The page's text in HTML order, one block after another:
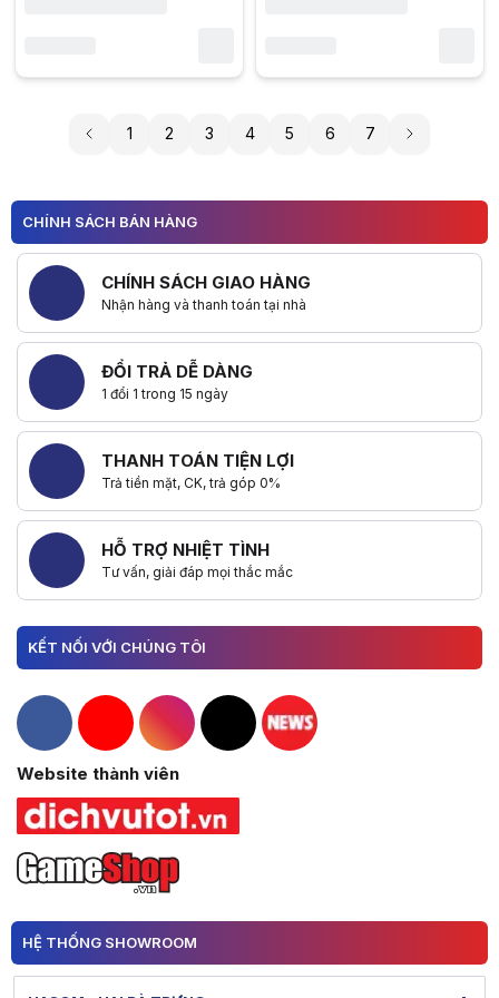
1 2 3 4 5 6 7
CHÍNH SÁCH BÁN HÀNG
CHÍNH SÁCH GIAO HÀNG
Nhận hàng và thanh toán tại nhà
ĐỔI TRẢ DỄ DÀNG
1 đổi 1 trong 15 ngày
THANH TOÁN TIỆN LỢI
Trả tiền mặt, CK, trả góp 0%
HỖ TRỢ NHIỆT TÌNH
Tư vấn, giải đáp mọi thắc mắc
KẾT NỐI VỚI CHÚNG TÔI
Hacom Facebook
Hacom YouTube
Hacom Instagram
Hacom TikTok
Website thành viên
HỆ THỐNG SHOWROOM